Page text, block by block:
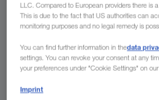
País
LLC. Compared to European providers there is
This is due to the fact that US authorities can
monitoring purposes and no legal remedy is
You can find further information in thedata
settings. You can revoke your consent at any
your preferences under "Cookie Settings" on
Imprint